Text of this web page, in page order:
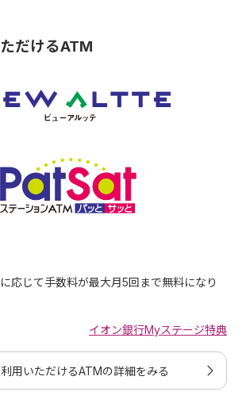
でのご利用になります。
お申込受付場
当社ATM
コールセンター（書類を
ご請求ください。手続き
だけるATM
応じて手数料が最大月5回まで無料になり
イオン銀行Myステージ特典
用いただけるATMの詳細をみる